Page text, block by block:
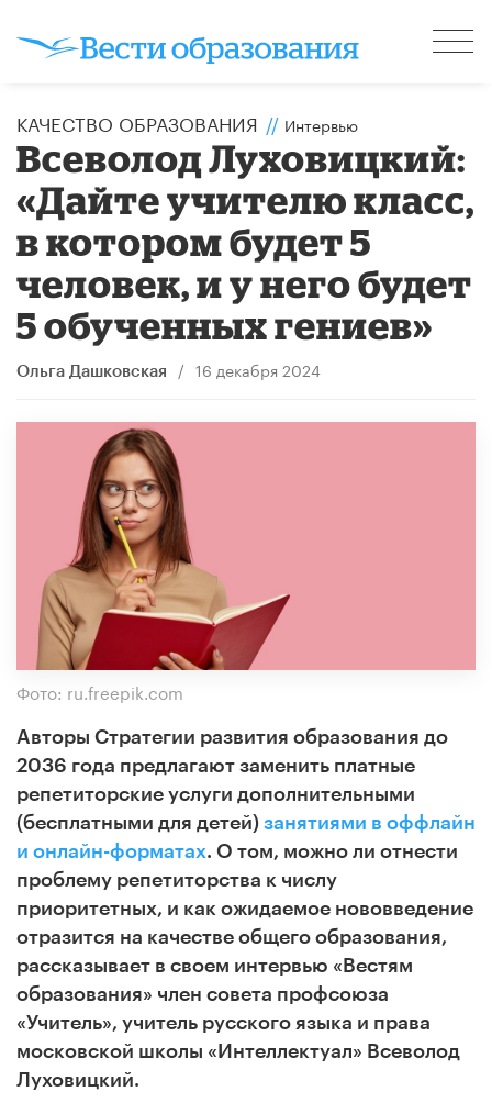
КАЧЕСТВО ОБРАЗОВАНИЯ // Интервью
Всеволод Луховицкий:
«Дайте учителю класс,
в котором будет 5
человек, и у него будет
5 обученных гениев»
Ольга Дашковская / 16 декабря 2024
Фото: ru.freepik.com
Авторы Стратегии развития образования до
2036 года предлагают заменить платные
репетиторские услуги дополнительными
(бесплатными для детей) занятиями в оффлайн
и онлайн-форматах. О том, можно ли отнести
проблему репетиторства к числу
приоритетных, и как ожидаемое нововведение
отразится на качестве общего образования,
рассказывает в своем интервью «Вестям
образования» член совета профсоюза
«Учитель», учитель русского языка и права
московской школы «Интеллектуал» Всеволод
Луховицкий.